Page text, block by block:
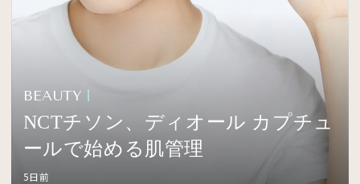
BEAUTY
NCTチソン、ディオール カプチュ
ールで始める肌管理
5日前